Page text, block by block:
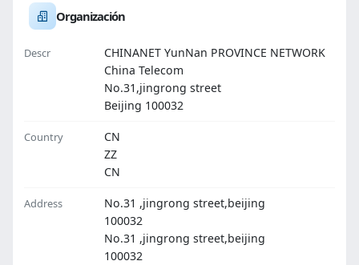
Organización
Descr
CHINANET YunNan PROVINCE NETWORK
China Telecom
No.31,jingrong street
Beijing 100032
Country
CN
ZZ
CN
Address
No.31 ,jingrong street,beijing
100032
No.31 ,jingrong street,beijing
100032